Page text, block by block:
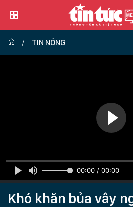
TIN NÓNG
00:00 / 00:00
Khó khăn bủa vây